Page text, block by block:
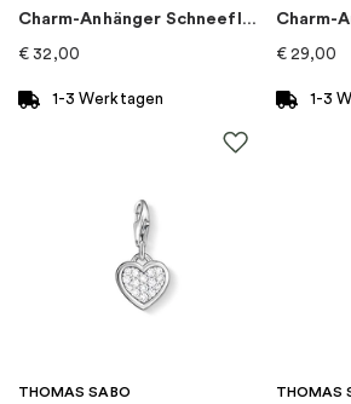
Kategorie:
Art von Charme Clips
Charm-Anhänger Schneeflocke
€ 32,00
1-3 Werktagen
€ 29,00
1-3
THOMAS SABO THOMAS